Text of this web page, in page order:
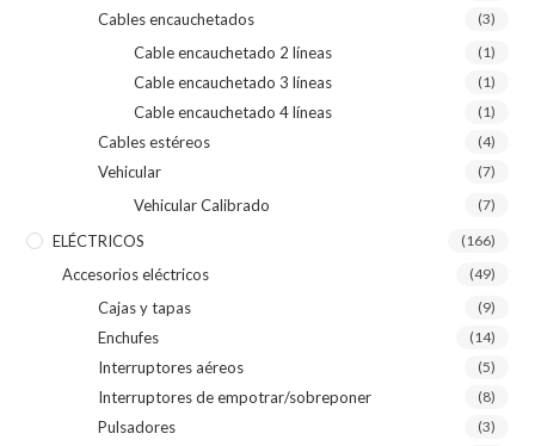
Cables encauchetados (3)
Cable encauchetado 2 líneas (1)
Cable encauchetado 3 líneas (1)
Cable encauchetado 4 líneas (1)
Cables estéreos (4)
Vehicular (7)
Vehicular Calibrado (7)
ELÉCTRICOS (166)
Accesorios eléctricos (49)
Cajas y tapas (9)
Enchufes (14)
Interruptores aéreos (5)
Interruptores de empotrar/sobreponer (8)
Pulsadores (3)